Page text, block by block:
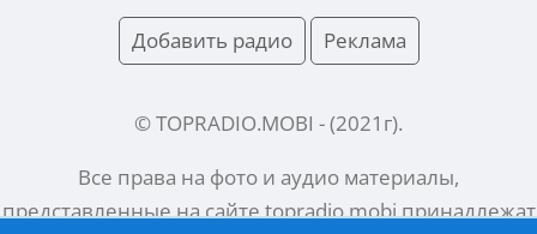
Добавить радио Реклама
© TOPRADIO.MOBI - (2021 г).
Все права на фото и аудио материалы,
представленные на сайтеtopradio.mobiпринадлежат